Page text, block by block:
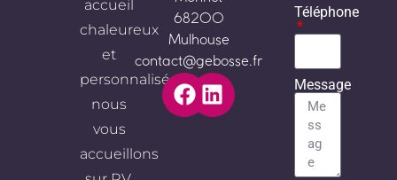
accueil
chaleureux
et
personnalisé,
nous
vous
accueillons
68200
Mulhouse
contact@gebosse.fr
Téléphone
Message